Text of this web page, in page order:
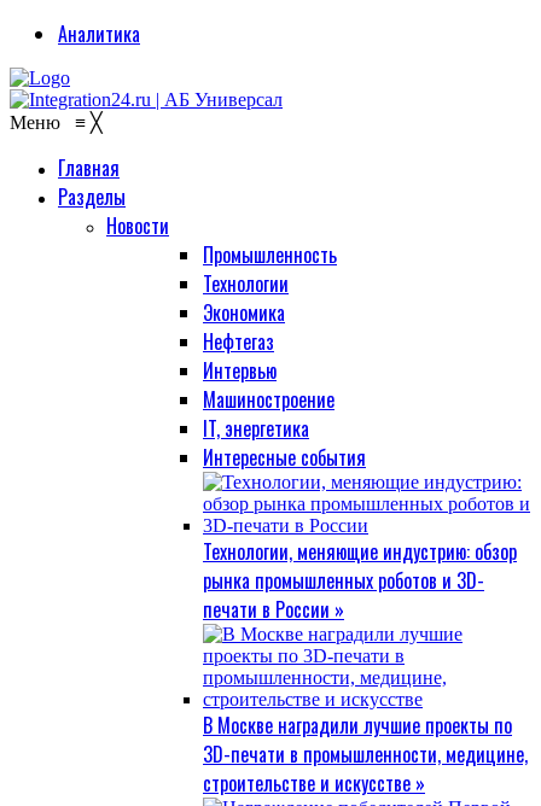
Аналитика
Меню ≡ ╳
Главная
Разделы
Новости
Промышленность
Технологии
Экономика
Нефтегаз
Интервью
Машиностроение
IT, энергетика
Интересные события
Технологии, меняющие индустрию: обзор
рынка промышленных роботов и 3D-
печати в России »
В Москве наградили лучшие проекты по
3D-печати в промышленности, медицине,
строительстве и искусстве »